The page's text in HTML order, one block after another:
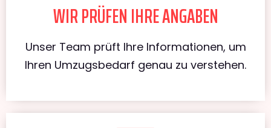
WIR PRÜFEN IHRE ANGABEN
Unser Team prüft Ihre Informationen, um
Ihren Umzugsbedarf genau zu verstehen.